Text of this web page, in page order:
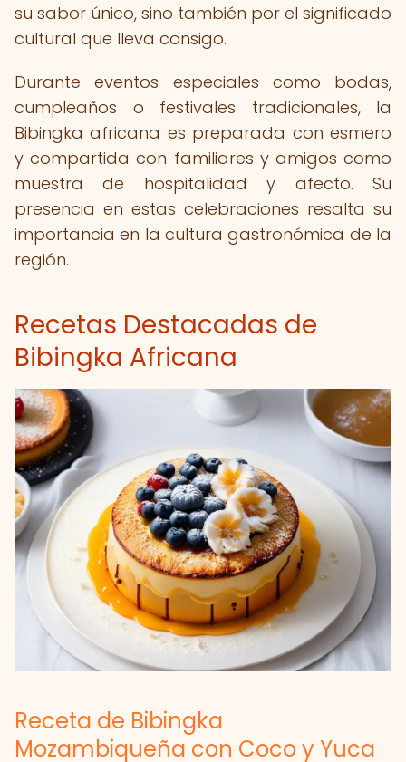
su sabor único, sino también por el significado
cultural que lleva consigo.
Durante eventos especiales como bodas,
cumpleaños o festivales tradicionales, la
Bibingka africana es preparada con esmero
y compartida con familiares y amigos como
muestra de hospitalidad y afecto. Su
presencia en estas celebraciones resalta su
importancia en la cultura gastronómica de la
región.
Recetas Destacadas de
Bibingka Africana
Receta de Bibingka
Mozambiqueña con Coco y Yuca